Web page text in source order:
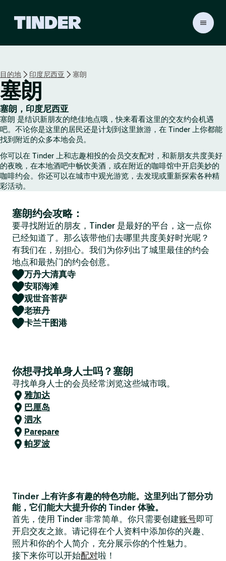
r
目的地 印度尼西亚 塞朗
塞朗
塞朗，印度尼西亚
塞朗 是结识新朋友的绝佳地点哦，快来看看这里的交友约会机遇
吧。不论你是这里的居民还是计划到这里旅游，在 Tinder 上你都能
找到附近的众多本地会员。
你可以在 Tinder 上和志趣相投的会员交友配对，和新朋友共度美好
的夜晚，在本地酒吧中畅饮美酒，或在附近的咖啡馆中开启美妙的
咖啡约会。你还可以在城市中观光游览，去发现或重新探索各种精
彩活动。
塞朗约会攻略：
要寻找附近的朋友，Tinder 是最好的平台，这一点你
已经知道了。那么该带他们去哪里共度美好时光呢？
有我们在，别担心。我们为你列出了城里最佳的约会
地点和最热门的约会创意。
万丹大清真寺
安耶海滩
观世音菩萨
老班丹
卡兰干图港
你想寻找单身人士吗？塞朗
寻找单身人士的会员经常浏览这些城市哦。
雅加达
巴厘岛
泗水
Parepare
帕罗波
Tinder 上有许多有趣的特色功能。这里列出了部分功
能，它们能大大提升你的 Tinder 体验。
首先，使用 Tinder 非常简单。你只需要创建账号即可
开启交友之旅。请记得在个人资料中添加你的兴趣、
照片和你的个人简介，充分展示你的个性魅力。
接下来你可以开始配对啦！